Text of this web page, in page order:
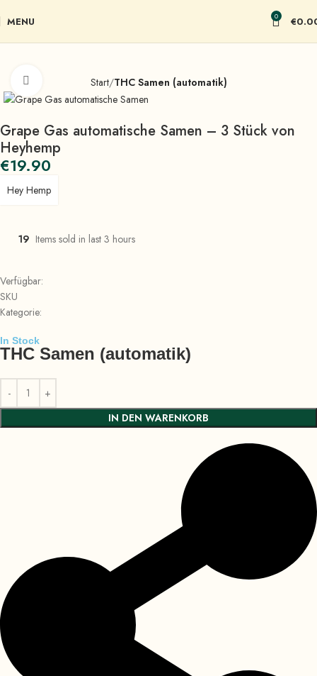
MENU 0 €
Start THC Samen (automatik)
Click to enlarge
Grape Gas automatische Samen – 3 Stück von
Heyhemp
€19.90
Hey Hemp
19 Items sold in last 3 hours
Verfügbar:
SKU
Kategorie:
In Stock
THC Samen (automatik)
IN DEN WARENKORB